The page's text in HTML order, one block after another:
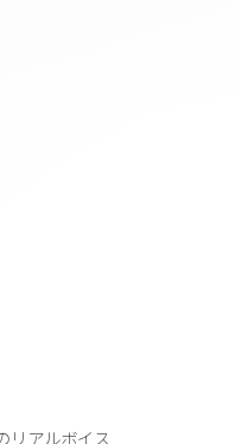
リアルボイス